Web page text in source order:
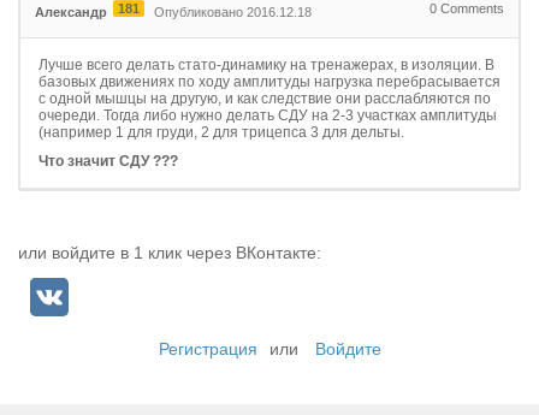
Александр 181 Опубликовано 2016.12.18 0 Comments
Лучше всего делать стато-динамику на тренажерах, в изоляции. В
базовых движениях по ходу амплитуды нагрузка перебрасывается
с одной мышцы на другую, и как следствие они расслабляются по
очереди. Тогда либо нужно делать СДУ на 2-3 участках амплитуды
(например 1 для груди, 2 для трицепса 3 для дельты.
Что значит СДУ ???
или войдите в 1 клик через ВКонтакте:
Регистрация или Войдите